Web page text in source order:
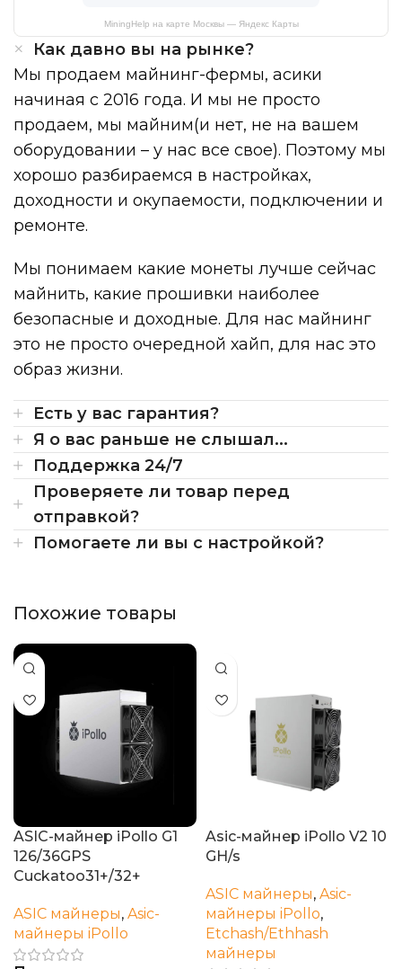
MiningHelp на карте Москвы — Яндекс Карты
Как давно вы на рынке?
Мы продаем майнинг-фермы, асики
начиная с 2016 года. И мы не просто
продаем, мы майним(и нет, не на вашем
оборудовании – у нас все свое). Поэтому мы
хорошо разбираемся в настройках,
доходности и окупаемости, подключении и
ремонте.
Мы понимаем какие монеты лучше сейчас
майнить, какие прошивки наиболее
безопасные и доходные. Для нас майнинг
это не просто очередной хайп, для нас это
образ жизни.
Есть у вас гарантия?
Я о вас раньше не слышал...
Поддержка 24/7
Проверяете ли товар перед
отправкой?
Помогаете ли вы с настройкой?
Похожие товары
ASIC-майнер iPollo G1
126/36GPS
Cuckatoo31+/32+
ASIC майнеры, Asic-
майнеры iPollo
Asic-майнер iPollo V2 10
GH/s
ASIC майнеры, Asic-
майнеры iPollo,
Etchash/Ethhash
майнеры